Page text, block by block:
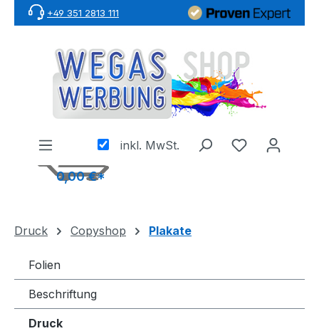
Zum Hauptinhalt springen
+49 351 2813 111
inkl. MwSt.
0,00 €*
Druck Copyshop Plakate
Folien
Beschriftung
Druck